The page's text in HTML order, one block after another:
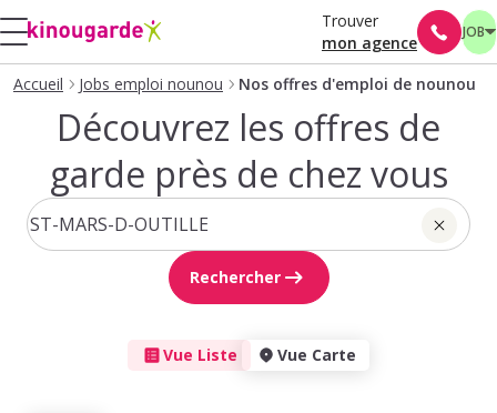
Trouver
mon agence
JOB
Accueil Jobs emploi nounou Nos offres d'emploi de nounou
Découvrez les offres de
garde près de chez vous
Rechercher
Vue Liste Vue Carte